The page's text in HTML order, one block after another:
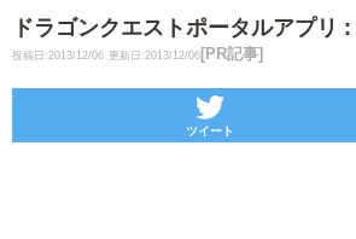
ドラゴンクエストポータルアプリ
投稿日:2013/12/06 更新日:2013/12/06 [PR記事]
ツイート